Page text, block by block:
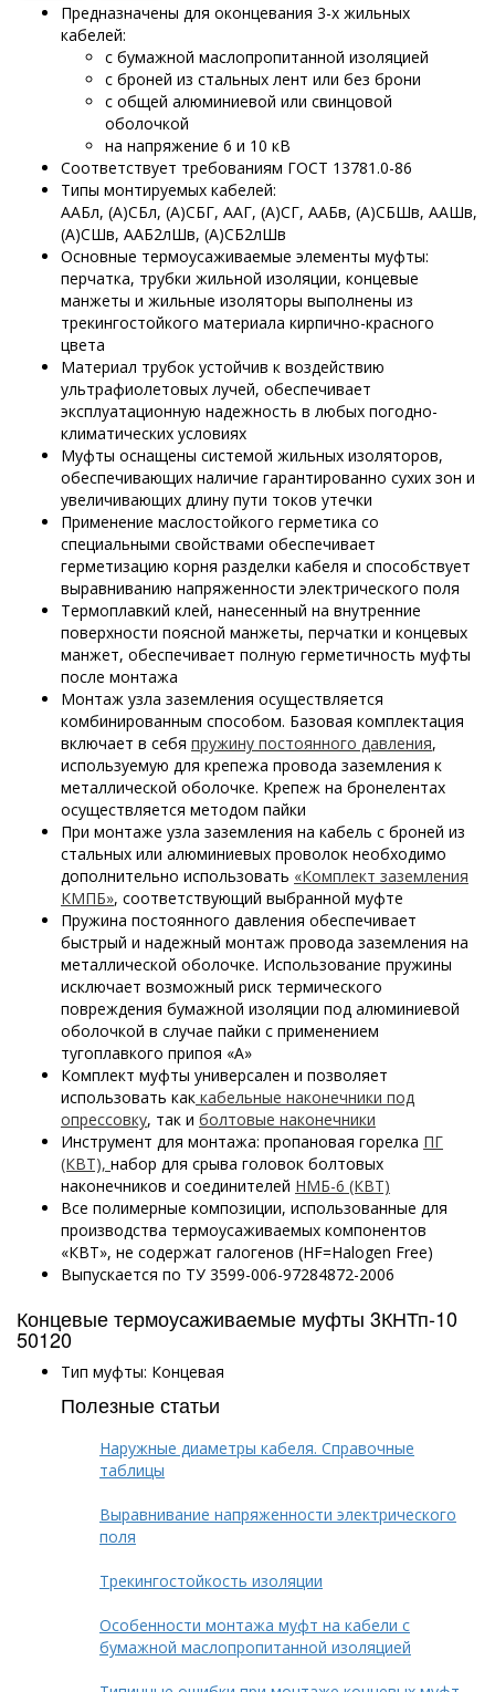
Предназначены для оконцевания 3-х жильных
кабелей:
с бумажной маслопропитанной изоляцией
с броней из стальных лент или без брони
с общей алюминиевой или свинцовой
оболочкой
на напряжение 6 и 10 кВ
Соответствует требованиям ГОСТ 13781.0-86
Типы монтируемых кабелей:
ААБл, (А)СБл, (А)СБГ, ААГ, (А)СГ, ААБв, (А)СБШв, ААШв,
(А)СШв, ААБ2лШв, (А)СБ2лШв
Основные термоусаживаемые элементы муфты:
перчатка, трубки жильной изоляции, концевые
манжеты и жильные изоляторы выполнены из
трекингостойкого материала кирпично-красного
цвета
Материал трубок устойчив к воздействию
ультрафиолетовых лучей, обеспечивает
эксплуатационную надежность в любых погодно-
климатических условиях
Муфты оснащены системой жильных изоляторов,
обеспечивающих наличие гарантированно сухих зон и
увеличивающих длину пути токов утечки
Применение маслостойкого герметика со
специальными свойствами обеспечивает
герметизацию корня разделки кабеля и способствует
выравниванию напряженности электрического поля
Термоплавкий клей, нанесенный на внутренние
поверхности поясной манжеты, перчатки и концевых
манжет, обеспечивает полную герметичность муфты
после монтажа
Монтаж узла заземления осуществляется
комбинированным способом. Базовая комплектация
включает в себя пружину постоянного давления,
используемую для крепежа провода заземления к
металлической оболочке. Крепеж на бронелентах
осуществляется методом пайки
При монтаже узла заземления на кабель с броней из
стальных или алюминиевых проволок необходимо
дополнительно использовать «Комплект заземления
КМПБ», соответствующий выбранной муфте
Пружина постоянного давления обеспечивает
быстрый и надежный монтаж провода заземления на
металлической оболочке. Использование пружины
исключает возможный риск термического
повреждения бумажной изоляции под алюминиевой
оболочкой в случае пайки с применением
тугоплавкого припоя «А»
Комплект муфты универсален и позволяет
использовать как кабельные наконечники под
опрессовку, так и болтовые наконечники
Инструмент для монтажа: пропановая горелка ПГ
(КВТ), набор для срыва головок болтовых
наконечников и соединителей НМБ-6 (КВТ)
Все полимерные композиции, использованные для
производства термоусаживаемых компонентов
«КВТ», не содержат галогенов (HF=Halogen Free)
Выпускается по ТУ 3599-006-97284872-2006
Концевые термоусаживаемые муфты 3КНТп-10
50120
Тип муфты: Концевая
Полезные статьи
Наружные диаметры кабеля. Справочные
таблицы
Выравнивание напряженности электрического
поля
Трекингостойкость изоляции
Особенности монтажа муфт на кабели с
бумажной маслопропитанной изоляцией